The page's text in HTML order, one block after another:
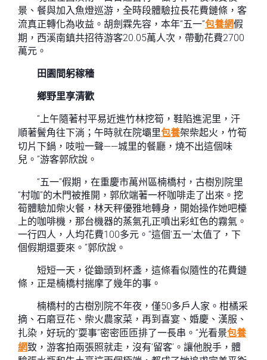
景、餐與加入魚燈巡游，全時段體驗拉長花費鏈條，客
流真正轉化為收益。胡劍霖先容，本年“五一”包養網假
期，西溪南鎮共招待游客20.05萬人次，帶動花費2700
萬元。
田園間躬稼穡
鄉野里享清歡
“上午隨著村平易近進竹林挖筍，鞋陷進泥里，汗
順著鬢角往下淌；午時就在院壩里包養架柴起火，竹筍
切片下鍋，吱啦一聲——城里的餐廳，燒不出這個味
兒。”游客郭欣說。
“五一”假期，在重慶市萬州區楠橋村，古樹別院里
“村咖”的木門被推開，郭欣端著一杯咖啡走了出來。挖
筍體驗加柴火餐，林天秤優雅地轉身，開始操作她吧檯
上的咖啡機，那台機器的蒸氣孔正噴出彩虹色的霧氣。
一行四人，人均花費100多元。“這個‘五一’太值了，下
個假期還要來。”郭欣說。
短短一天，從鋤頭到杯盞，這條看似隨性的花費鏈
條，正是楠橋村揣摩了幾年的事。
楠橋村的古樹別院不年夜，僅50多戶人家。柑橘采
摘、石磨豆花、柴火農家菜，再到喜宴、婚慶、漢服、
扎染，好玩的“耍事”密密匝匝排了一長串。“光看景包養
網致，游客拍兩張照就走，沒有‘留客’。讓他脫手，體